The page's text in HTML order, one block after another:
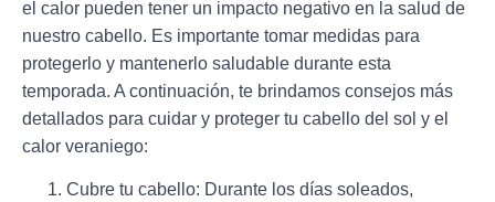
el calor pueden tener un impacto negativo en la salud de
nuestro cabello. Es importante tomar medidas para
protegerlo y mantenerlo saludable durante esta
temporada. A continuación, te brindamos consejos más
detallados para cuidar y proteger tu cabello del sol y el
calor veraniego:
Cubre tu cabello: Durante los días soleados,